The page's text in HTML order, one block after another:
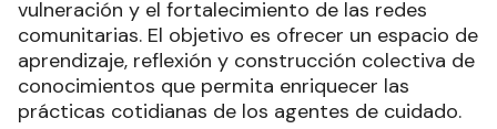
vulneración y el fortalecimiento de las redes
comunitarias. El objetivo es ofrecer un espacio de
aprendizaje, reflexión y construcción colectiva de
conocimientos que permita enriquecer las
prácticas cotidianas de los agentes de cuidado.